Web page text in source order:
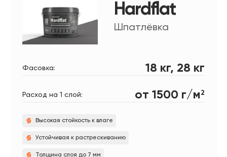
Hardflat
Шпатлёвка
Фасовка: 18 кг, 28 кг
Расход на 1 слой: от 1500 г/м 2
Высокая стойкость к влаге
Устойчивая к растрескиванию
Толщина слоя до 7 мм
WhatsApp